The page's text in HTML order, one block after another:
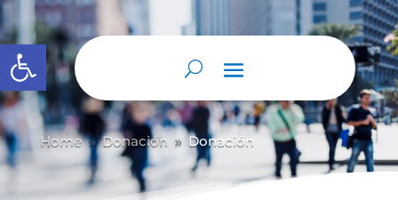
Abrir barra de herramientas
Home 9 Donación 9 Donación